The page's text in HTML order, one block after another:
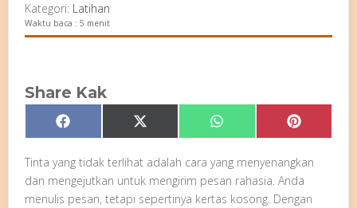
Kategori: Latihan
Waktu baca : 5 menit
Share Kak
Share
on
Facebook Share
on
X
(Twitter)
Share
on
WhatsApp Share
on
Pinterest
Tinta yang tidak terlihat adalah cara yang menyenangkan
dan mengejutkan untuk mengirim pesan rahasia. Anda
menulis pesan, tetapi sepertinya kertas kosong. Dengan